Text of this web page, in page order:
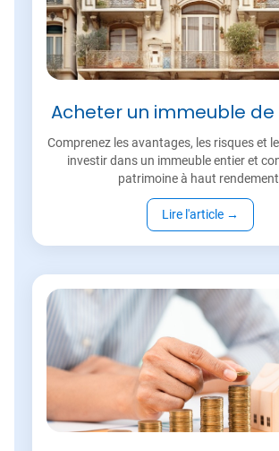
Acheter un immeuble
Comprenez les avantages, les risques et
investir dans un immeuble entier et
patrimoine à haut
Lire l'article →